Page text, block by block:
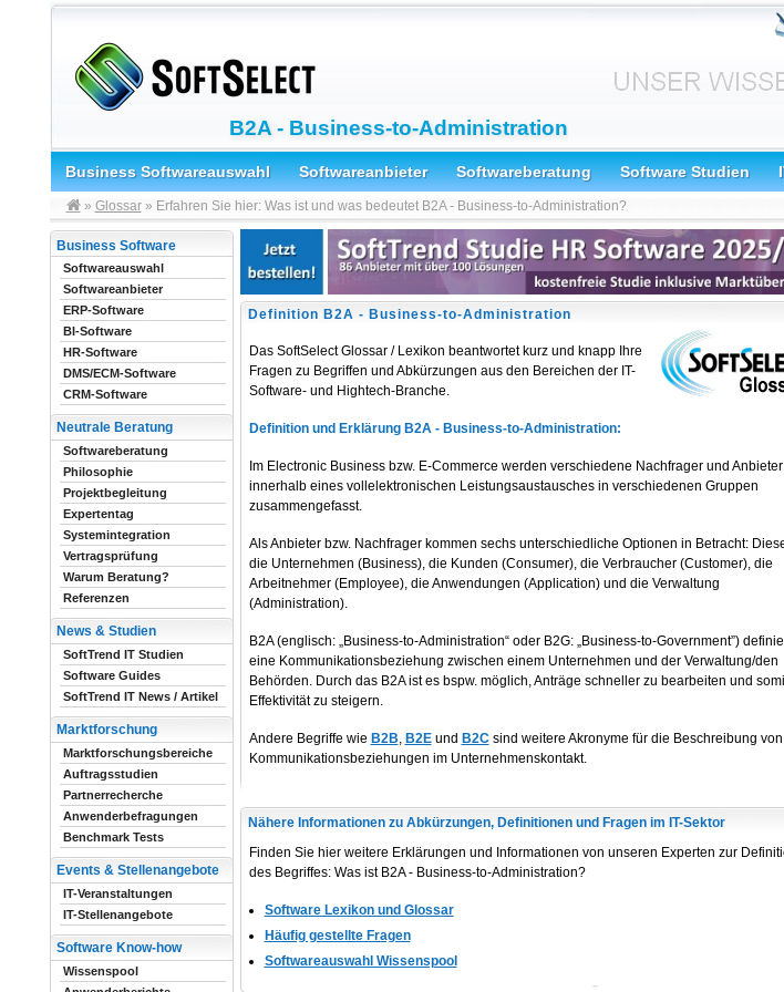
B2A - Business-to-Administration
Business Softwareauswahl Softwareanbieter Softwareberatung Software Studien
» Glossar» Erfahren Sie hier: Was ist und was bedeutet B2A - Business-to-Administration?
Definition B2A - Business-to-Administration
Das SoftSelect Glossar / Lexikon beantwortet kurz und knapp Ihre
Fragen zu Begriffen und Abkürzungen aus den Bereichen der IT-
Software- und Hightech-Branche.
Definition und Erklärung B2A - Business-to-Administration:
Im Electronic Business bzw. E-Commerce werden verschiedene Nachfrager und Anbieter
innerhalb eines vollelektronischen Leistungsaustausches in verschiedenen Gruppen
zusammengefasst.
Als Anbieter bzw. Nachfrager kommen sechs unterschiedliche Optionen in Betracht:
die Unternehmen (Business), die Kunden (Consumer), die Verbraucher (Customer), die
Arbeitnehmer (Employee), die Anwendungen (Application) und die Verwaltung
(Administration).
B2A (englisch: „Business-to-Administration“ oder B2G: „Business-to-Government”)
eine Kommunikationsbeziehung zwischen einem Unternehmen und der Verwaltung/den
Behörden. Durch das B2A ist es bspw. möglich, Anträge schneller zu bearbeiten und
Effektivität zu steigern.
Andere Begriffe wie B2B, B2Eund B2Csind weitere Akronyme für die Beschreibung von
Kommunikationsbeziehungen im Unternehmenskontakt.
Nähere Informationen zu Abkürzungen, Definitionen und Fragen im IT-Sektor
Finden Sie hier weitere Erklärungen und Informationen von unseren Experten zur
des Begriffes: Was ist B2A - Business-to-Administration?
Software Lexikon und Glossar
Häufig gestellte Fragen
Softwareauswahl Wissenspool
Business Software
Softwareauswahl
Softwareanbieter
ERP-Software
BI-Software
HR-Software
DMS/ECM-Software
CRM-Software
Neutrale Beratung
Softwareberatung
Philosophie
Projektbegleitung
Expertentag
Systemintegration
Vertragsprüfung
Warum Beratung?
Referenzen
News & Studien
SoftTrend IT Studien
Software Guides
SoftTrend IT News / Artikel
Marktforschung
Marktforschungsbereiche
Auftragsstudien
Partnerrecherche
Anwenderbefragungen
Benchmark Tests
Events & Stellenangebote
IT-Veranstaltungen
IT-Stellenangebote
Software Know-how
Wissenspool